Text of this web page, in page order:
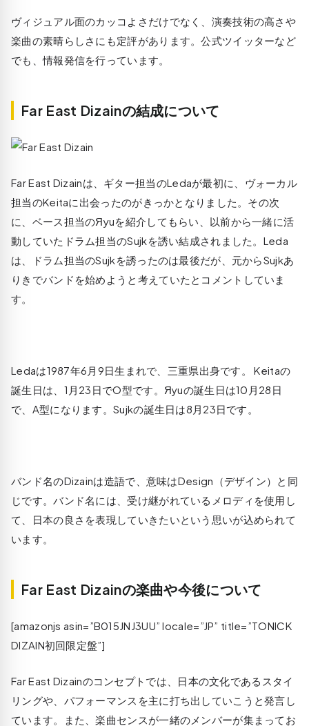
ヴィジュアル面のカッコよさだけでなく、演奏技術の高さや
楽曲の素晴らしさにも定評があります。公式ツイッターなど
でも、情報発信を行っています。
Far East Dizainの結成について
Far East Dizainは、ギター担当のLedaが最初に、ヴォーカル
担当のKeitaに出会ったのがきっかとなりました。その次
に、ベース担当のЯyuを紹介してもらい、以前から一緒に活
動していたドラム担当のSujkを誘い結成されました。Leda
は、ドラム担当のSujkを誘ったのは最後だが、元からSujkあ
りきでバンドを始めようと考えていたとコメントしていま
す。
Ledaは1987年6月9日生まれで、三重県出身です。 Keitaの
誕生日は、1月23日でO型です。Яyuの誕生日は10月28日
で、A型になります。Sujkの誕生日は8月23日です。
バンド名のDizainは造語で、意味はDesign（デザイン）と同
じです。バンド名には、受け継がれているメロディを使用し
て、日本の良さを表現していきたいという思いが込められて
います。
Far East Dizainの楽曲や今後について
[amazonjs asin=”B015JNJ3UU” locale=”JP” title=”TONICK
DIZAIN初回限定盤”]
Far East Dizainのコンセプトでは、日本の文化であるスタイ
リングや、パフォーマンスを主に打ち出していこうと発言し
ています。また、楽曲センスが一緒のメンバーが集まってお